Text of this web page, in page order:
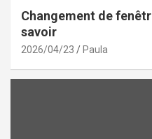
Changement de
savoir
2026/04/23 Paula